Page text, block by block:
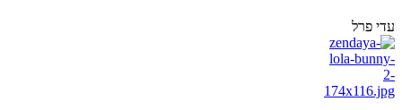
עדי פרל